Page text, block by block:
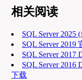
相关阅读
SQL Server 2025
SQL Server 2019
SQL Server 2017
SQL Server 2016
下载